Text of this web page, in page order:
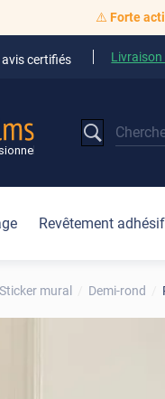
⚠️ Forte
avis certifiés
Revêtement adhésif
Sticker mural Demi-rond